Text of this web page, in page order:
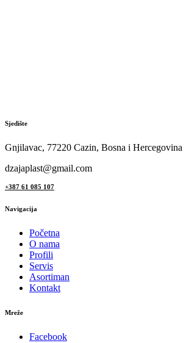
Sjedište
Gnjilavac, 77220 Cazin, Bosna i Hercegovina
dzajaplast@gmail.com
+387 61 085 107
Navigacija
Početna
O nama
Profili
Servis
Asortiman
Kontakt
Mreže
Facebook